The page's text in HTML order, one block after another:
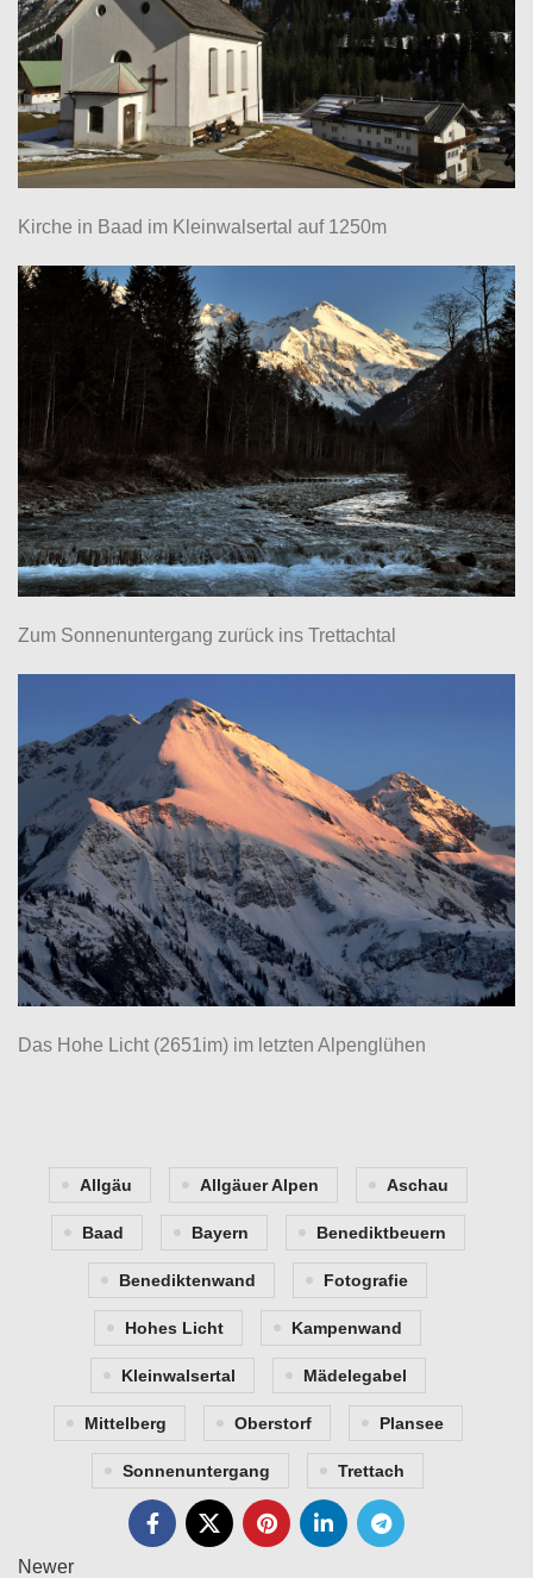
Kirche in Baad im Kleinwalsertal auf 1250m
Zum Sonnenuntergang zurück ins Trettachtal
Das Hohe Licht (2651im) im letzten Alpenglühen
Allgäu Allgäuer Alpen Aschau
Baad Bayern Benediktbeuern
Benediktenwand Fotografie
Hohes Licht Kampenwand
Kleinwalsertal Mädelegabel
Mittelberg Oberstorf Plansee
Sonnenuntergang Trettach
Newer